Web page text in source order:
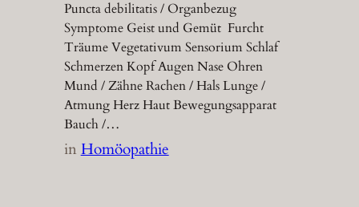
Puncta debilitatis / Organbezug
Symptome Geist und Gemüt Furcht
Träume Vegetativum Sensorium Schlaf
Schmerzen Kopf Augen Nase Ohren
Mund / Zähne Rachen / Hals Lunge /
Atmung Herz Haut Bewegungsapparat
Bauch /…
inHomöopathie